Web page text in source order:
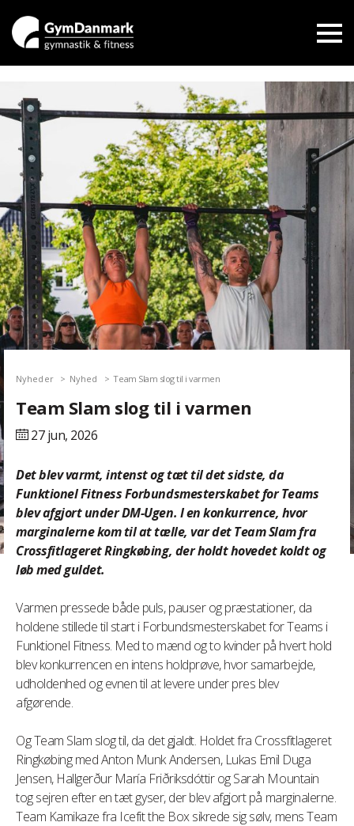
Nyheder Nyhed Team Slam slog til i varmen
Team Slam slog til i varmen
27 jun, 2026
Det blev varmt, intenst og tæt til det sidste, da
Funktionel Fitness Forbundsmesterskabet for Teams
blev afgjort under DM-Ugen. I en konkurrence, hvor
marginalerne kom til at tælle, var det Team Slam fra
Crossfitlageret Ringkøbing, der holdt hovedet koldt og
løb med guldet.
Varmen pressede både puls, pauser og præstationer, da
holdene stillede til start i Forbundsmesterskabet for Teams i
Funktionel Fitness. Med to mænd og to kvinder på hvert hold
blev konkurrencen en intens holdprøve, hvor samarbejde,
udholdenhed og evnen til at levere under pres blev
afgørende.
Og Team Slam slog til, da det gjaldt. Holdet fra Crossfitlageret
Ringkøbing med Anton Munk Andersen, Lukas Emil Duga
Jensen, Hallgerður María Friðriksdóttir og Sarah Mountain
tog sejren efter en tæt gyser, der blev afgjort på marginalerne.
Team Kamikaze fra Icefit the Box sikrede sig sølv, mens Team